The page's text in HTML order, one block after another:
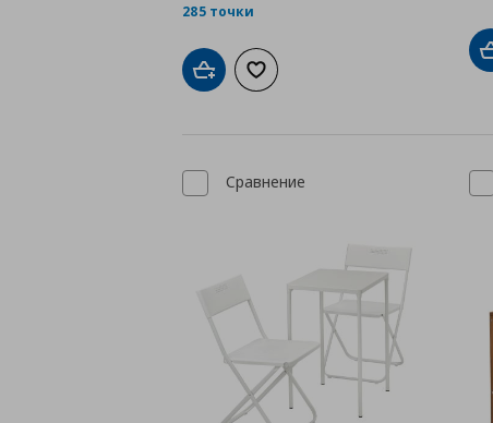
285 точки
Добави в кошницата
Добави към списъка с любими
Сравнение